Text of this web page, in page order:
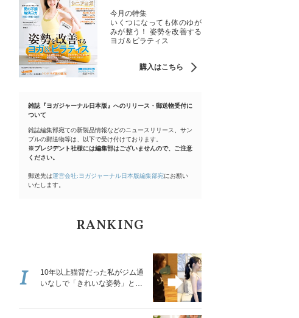
今月の特集
いくつになっても体のゆが
みが整う！ 姿勢を改善する
ヨガ＆ピラティス
購入はこちら
雑誌『ヨガジャーナル日本版』へのリリース・郵送物受付に
ついて
雑誌編集部宛ての新製品情報などのニュースリリース、サン
プルの郵送物等は、以下で受け付けております。
※プレジデント社様には編集部はございませんので、ご注意
ください。
郵送先は運営会社:ヨガジャーナル日本版編集部宛にお願い
いたします。
RANKING
10年以上猫背だった私がジム通
いなしで「きれいな姿勢」と褒
1